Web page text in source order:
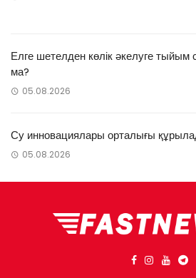
Елге шетелден көлік әкелуге тыйым
ма?
05.08.2026
Су инновациялары орталығы
05.08.2026